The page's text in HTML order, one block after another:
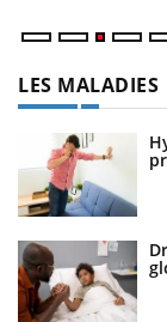
LES MALADIES